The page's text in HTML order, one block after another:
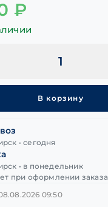
₽
В корзину
• сегодня
• в понедельник
при оформлении заказа
09:50